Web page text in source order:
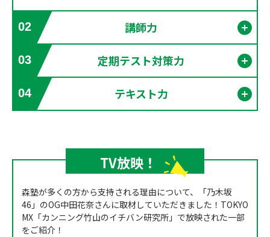
02 講師力
03 定期テスト対策力
04 テキスト力
TV放映！
森塾が多くの方から支持される理由について、「乃木坂
46」のOG中田花奈さんに取材していただきました！TOKYO
MX「カンニング竹山のイチバン研究所」で放映された一部
をご紹介！